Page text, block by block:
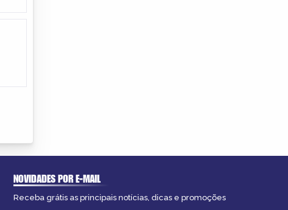
NOVIDADES POR E-MAIL
Receba grátis as principais notícias, dicas e promoções